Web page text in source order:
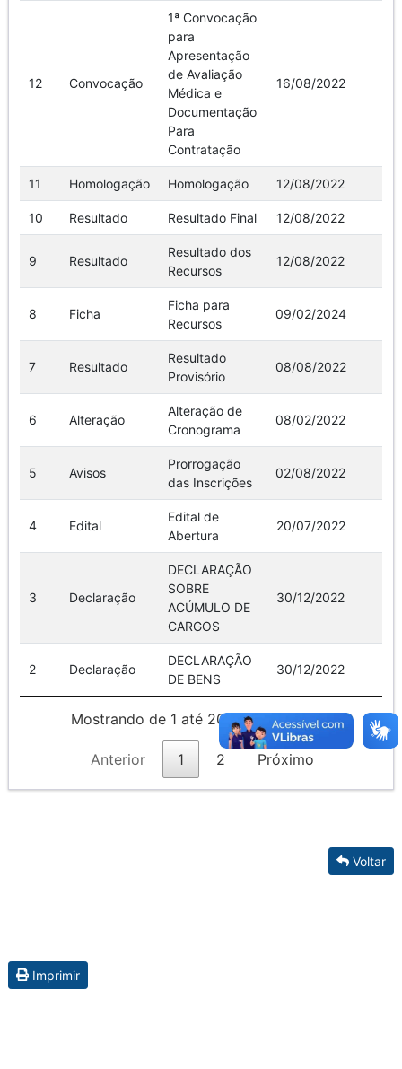
12 Convocação
1ª Convocação
para
Apresentação
de Avaliação
Médica e
Documentação
Para
Contratação
16/08/2022
11 Homologação Homologação 12/08/2022
10 Resultado Resultado Final 12/08/2022
9 Resultado
Resultado dos
Recursos
12/08/2022
8 Ficha
Ficha para
Recursos
09/02/2024
7 Resultado
Resultado
Provisório
08/08/2022
6 Alteração
Alteração de
Cronograma
08/02/2022
5 Avisos
Prorrogação
das Inscrições
02/08/2022
4 Edital
Edital de
Abertura
20/07/2022
3 Declaração
DECLARAÇÃO
SOBRE
ACÚMULO DE
CARGOS
30/12/2022
2 Declaração
DECLARAÇÃO
DE BENS
30/12/2022
Mostrando de 1 até 20 de 21 registros
Anterior 1 2 Próximo
Voltar
Imprimir